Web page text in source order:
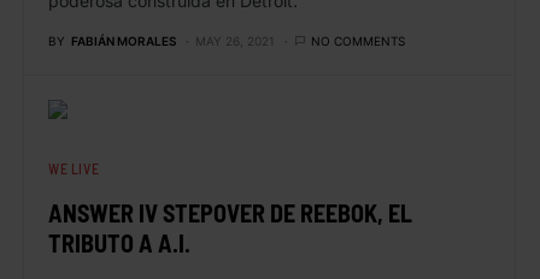
BY FABIÁN MORALES MAY 26, 2021 NO COMMENTS
WE LIVE
ANSWER IV STEPOVER DE REEBOK, EL
TRIBUTO A A.I.